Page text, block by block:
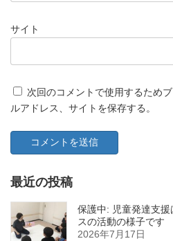
サイト
次回のコメントで使用するため
ルアドレス、サイトを保存する。
最近の投稿
保護中: 児童発達支
スの活動の様子です
2026年7月17日